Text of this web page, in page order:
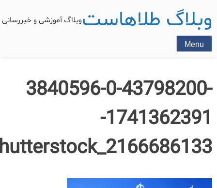
وبلاگ طلاهاستوبلاگ آموزشی و
Menu
3840596-0-43798200-
1741362391-